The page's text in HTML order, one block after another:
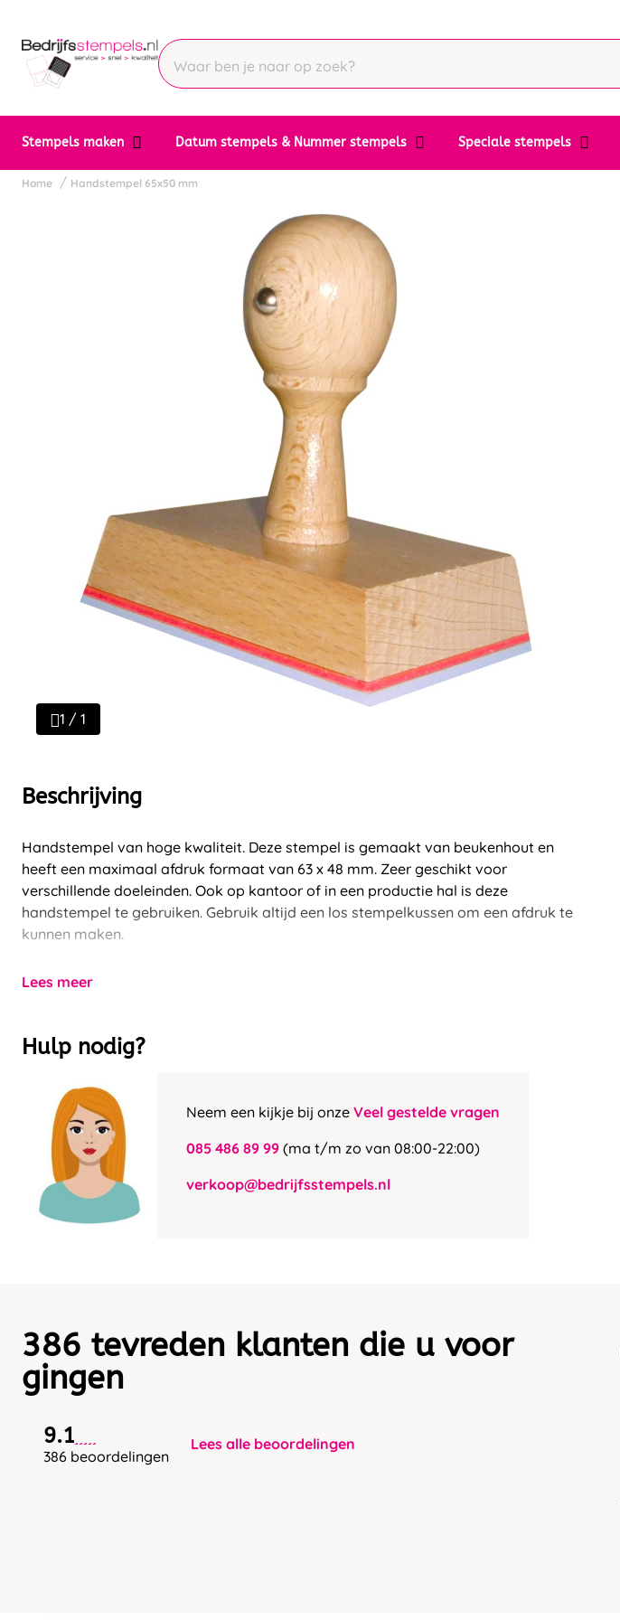
Stempels maken Datum stempels & Nummer stempels Speciale stempels
Home Handstempel 65x50 mm
1 / 1
Beschrijving
Handstempel van hoge kwaliteit. Deze stempel is gemaakt van beukenhout en
heeft een maximaal afdruk formaat van 63 x 48 mm. Zeer geschikt voor
verschillende doeleinden. Ook op kantoor of in een productie hal is deze
handstempel te gebruiken. Gebruik altijd een los stempelkussen om een afdruk te
kunnen maken.
Lees meer
Hulp nodig?
Neem een kijkje bij onze Veel gestelde vragen
085 486 89 99 (ma t/m zo van 08:00-22:00)
verkoop@bedrijfsstempels.nl
386 tevreden klanten die u voor
gingen
9.1
386 beoordelingen
Lees alle beoordelingen